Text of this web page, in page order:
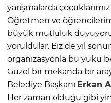
yarışmalarda
Öğretmen ve
büyük mutluluk
yoruldular. Biz de yıl
organizasyonla bu yükü
Güzel bir mekanda bir
Belediye Başkanı Erkan
Her zaman olduğu gibi